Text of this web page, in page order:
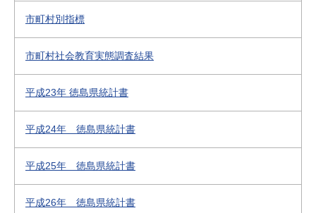
市町村別指標
市町村社会教育実態調査結果
平成23年 徳島県統計書
平成24年 徳島県統計書
平成25年 徳島県統計書
平成26年 徳島県統計書